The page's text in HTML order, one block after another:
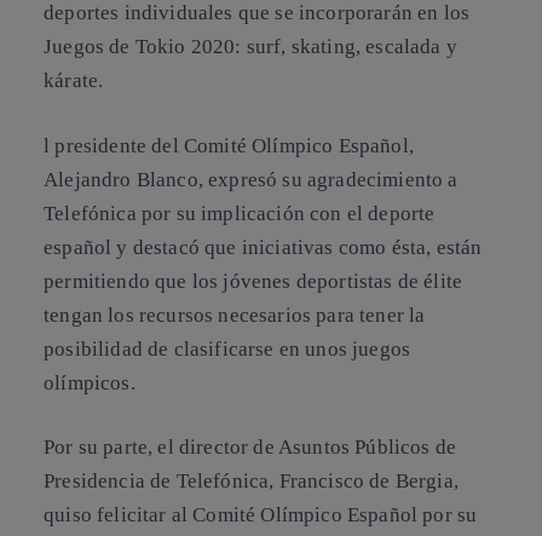
deportes individuales que se incorporarán en los
Juegos de Tokio 2020: surf, skating, escalada y
kárate.
l presidente del Comité Olímpico Español,
Alejandro Blanco, expresó su agradecimiento a
Telefónica por su implicación con el deporte
español y destacó que iniciativas como ésta, están
permitiendo que los jóvenes deportistas de élite
tengan los recursos necesarios para tener la
posibilidad de clasificarse en unos juegos
olímpicos.
Por su parte, el director de Asuntos Públicos de
Presidencia de Telefónica, Francisco de Bergia,
quiso felicitar al Comité Olímpico Español por su